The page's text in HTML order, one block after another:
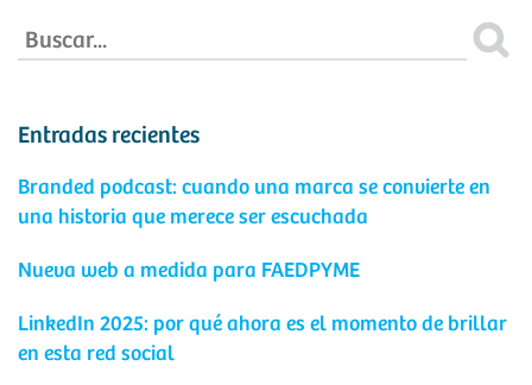
Entradas recientes
Branded podcast: cuando una marca se convierte en
una historia que merece ser escuchada
Nueva web a medida para FAEDPYME
LinkedIn 2025: por qué ahora es el momento de brillar
en esta red social